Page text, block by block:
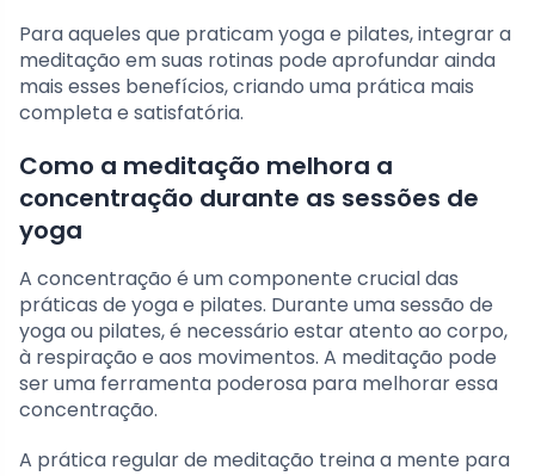
Para aqueles que praticam yoga e pilates, integrar a
meditação em suas rotinas pode aprofundar ainda
mais esses benefícios, criando uma prática mais
completa e satisfatória.
Como a meditação melhora a
concentração durante as sessões de
yoga
A concentração é um componente crucial das
práticas de yoga e pilates. Durante uma sessão de
yoga ou pilates, é necessário estar atento ao corpo,
à respiração e aos movimentos. A meditação pode
ser uma ferramenta poderosa para melhorar essa
concentração.
A prática regular de meditação treina a mente para